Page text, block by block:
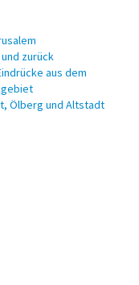
zurück
aus dem
Ölberg und Altstadt